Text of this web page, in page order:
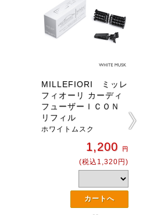
MILLEFIORI ミッレ
フィオーリ カーディ
フューザーＩＣＯＮ
リフィル
ホワイトムスク
1,200 円
(税込1,320円)